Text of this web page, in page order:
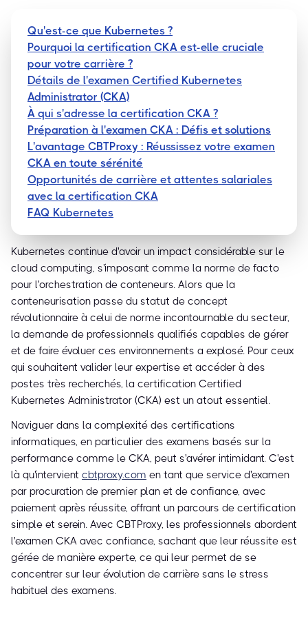
Qu'est-ce que Kubernetes ?
Pourquoi la certification CKA est-elle cruciale
pour votre carrière ?
Détails de l'examen Certified Kubernetes
Administrator (CKA)
À qui s'adresse la certification CKA ?
Préparation à l'examen CKA : Défis et solutions
L'avantage CBTProxy : Réussissez votre examen
CKA en toute sérénité
Opportunités de carrière et attentes salariales
avec la certification CKA
FAQ Kubernetes
Kubernetes continue d'avoir un impact considérable sur le
cloud computing, s'imposant comme la norme de facto
pour l'orchestration de conteneurs. Alors que la
conteneurisation passe du statut de concept
révolutionnaire à celui de norme incontournable du secteur,
la demande de professionnels qualifiés capables de gérer
et de faire évoluer ces environnements a explosé. Pour ceux
qui souhaitent valider leur expertise et accéder à des
postes très recherchés, la certification Certified
Kubernetes Administrator (CKA) est un atout essentiel.
Naviguer dans la complexité des certifications
informatiques, en particulier des examens basés sur la
performance comme le CKA, peut s'avérer intimidant. C'est
là qu'intervient cbtproxy.com en tant que service d'examen
par procuration de premier plan et de confiance, avec
paiement après réussite, offrant un parcours de certification
simple et serein. Avec CBTProxy, les professionnels abordent
l'examen CKA avec confiance, sachant que leur réussite est
gérée de manière experte, ce qui leur permet de se
concentrer sur leur évolution de carrière sans le stress
habituel des examens.